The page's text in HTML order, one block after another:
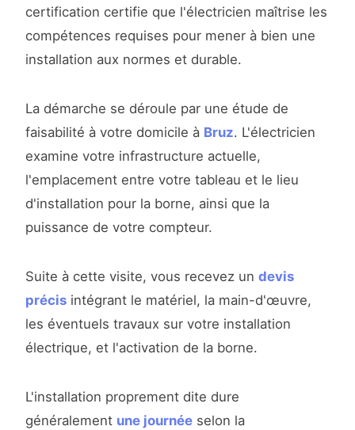
certification certifie que l'électricien maîtrise les
compétences requises pour mener à bien une
installation aux normes et durable.
La démarche se déroule par une étude de
faisabilité à votre domicile à Bruz. L'électricien
examine votre infrastructure actuelle,
l'emplacement entre votre tableau et le lieu
d'installation pour la borne, ainsi que la
puissance de votre compteur.
Suite à cette visite, vous recevez un devis
précis intégrant le matériel, la main-d'œuvre,
les éventuels travaux sur votre installation
électrique, et l'activation de la borne.
L'installation proprement dite dure
généralement une journée selon la